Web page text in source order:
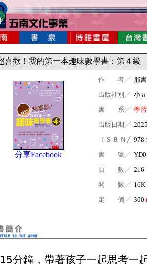
喜歡！我的第一本趣味數學書：第４級
分享Facebook
作 者╱ 邢
出版社別╱ 小
書 系╱ 學
出版日期╱
I S B N ╱
書 號╱
頁 數╱ 216
開 數╱ 16K
定 價╱ 300